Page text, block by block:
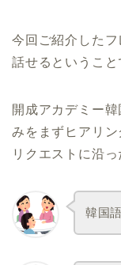
今回ご紹介した
話せるということ
開成アカデミー
みをまずヒアリン
リクエストに沿
韓国